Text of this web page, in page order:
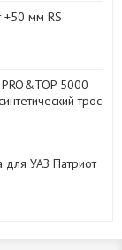
+50 мм RS
5000
трос
для УАЗ Патриот